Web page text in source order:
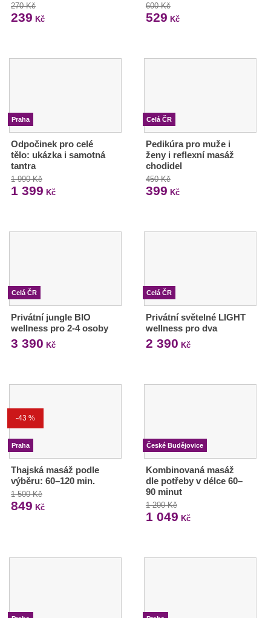
270 Kč
239 Kč
600 Kč
529 Kč
Praha
Odpočinek pro celé
tělo: ukázka i samotná
tantra
1 990 Kč
1 399 Kč
Celá ČR
Pedikúra pro muže i
ženy i reflexní masáž
chodidel
450 Kč
399 Kč
Celá ČR
Privátní jungle BIO
wellness pro 2-4 osoby
3 390 Kč
Celá ČR
Privátní světelné LIGHT
wellness pro dva
2 390 Kč
-43 %
Praha
Thajská masáž podle
výběru: 60–120 min.
1 500 Kč
849 Kč
České Budějovice
Kombinovaná masáž
dle potřeby v délce 60–
90 minut
1 200 Kč
1 049 Kč